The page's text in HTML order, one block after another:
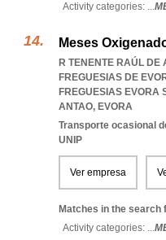
Activity categories: ...
Meses
R TENENTE RAÚL
FREGUESIAS DE
FREGUESIAS EVORA
ANTAO, EVORA
Transporte ocasional
UNIP
Ver empresa
Matches in the search
Activity categories: ...